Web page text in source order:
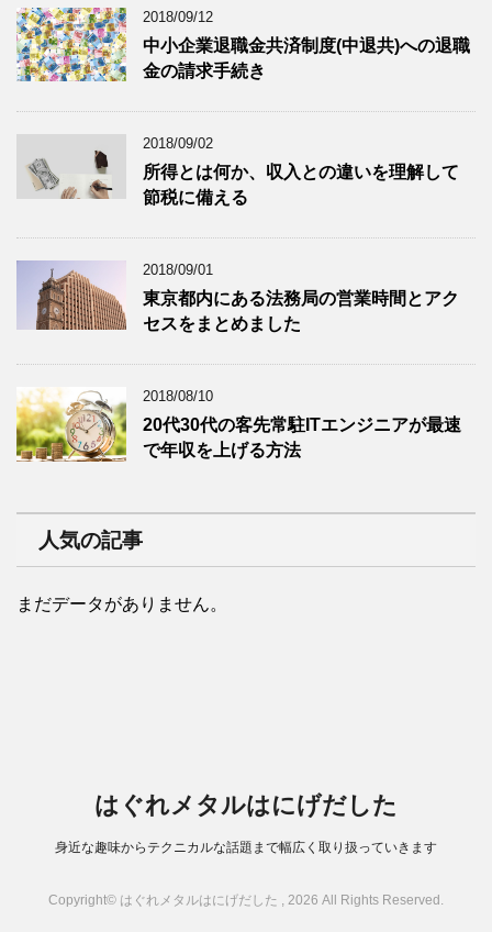
2018/09/12
中小企業退職金共済制度(中退共)への退職
金の請求手続き
2018/09/02
所得とは何か、収入との違いを理解して
節税に備える
2018/09/01
東京都内にある法務局の営業時間とアク
セスをまとめました
2018/08/10
20代30代の客先常駐ITエンジニアが最速
で年収を上げる方法
人気の記事
まだデータがありません。
はぐれメタルはにげだした
身近な趣味からテクニカルな話題まで幅広く取り扱っていきます
Copyright© はぐれメタルはにげだした , 2026 All Rights Reserved.